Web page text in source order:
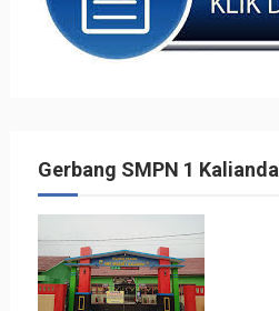
Gerbang SMPN 1 Kalianda